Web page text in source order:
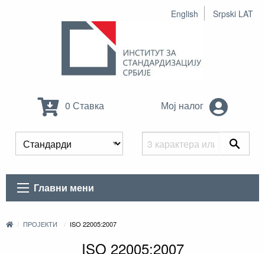
English Srpski LAT
0 Ставка Мој налог
Главни мени
ПРОЈЕКТИ ISO 22005:2007
ISO 22005:2007